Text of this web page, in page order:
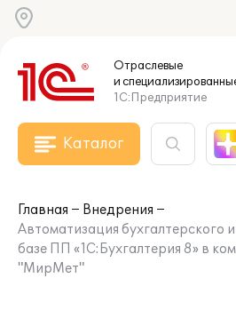
Отраслевые
и
1С:Предприятие
Каталог
Главная
Внедрения
Автоматизация бухгалтерского
базе ПП «1C:Бухгалтерия 8» в
"МирМет"